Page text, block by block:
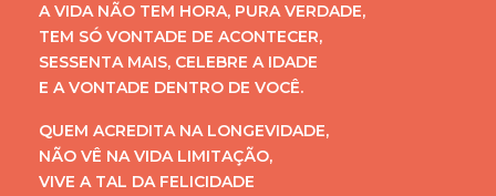
A VIDA NÃO TEM HORA, PURA VERDADE,
TEM SÓ VONTADE DE ACONTECER,
SESSENTA MAIS, CELEBRE A IDADE
E A VONTADE DENTRO DE VOCÊ.
QUEM ACREDITA NA LONGEVIDADE,
NÃO VÊ NA VIDA LIMITAÇÃO,
VIVE A TAL DA FELICIDADE